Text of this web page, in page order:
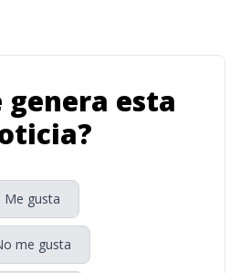
genera esta
Me gusta
me gusta